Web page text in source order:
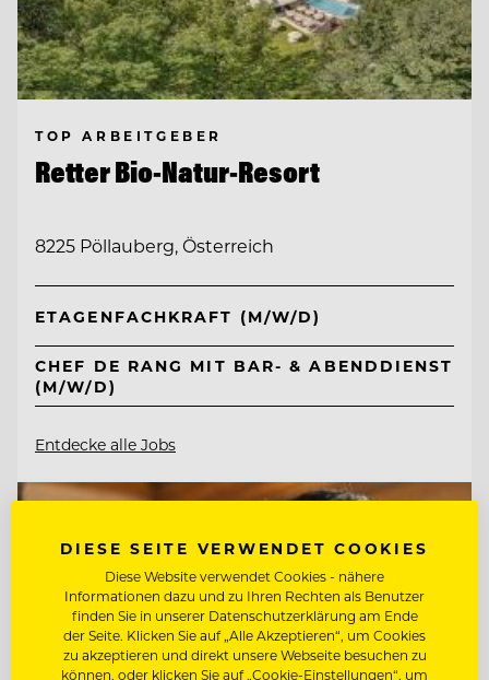
TOP ARBEITGEBER
Retter Bio-Natur-Resort
8225 Pöllauberg, Österreich
ETAGENFACHKRAFT (M/W/D)
CHEF DE RANG MIT BAR- & ABENDDIENST
(M/W/D)
Entdecke alle Jobs
DIESE SEITE VERWENDET COOKIES
Diese Website verwendet Cookies - nähere
Informationen dazu und zu Ihren Rechten als Benutzer
finden Sie in unserer Datenschutzerklärung am Ende
der Seite. Klicken Sie auf „Alle Akzeptieren“, um Cookies
zu akzeptieren und direkt unsere Webseite besuchen zu
können, oder klicken Sie auf „Cookie-Einstellungen“, um